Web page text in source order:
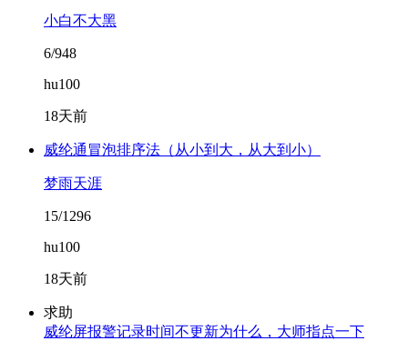
小白不大黑
6/948
hu100
18天前
威纶通冒泡排序法（从小到大，从大到小）
梦雨天涯
15/1296
hu100
18天前
求助
威纶屏报警记录时间不更新为什么，大师指点一下